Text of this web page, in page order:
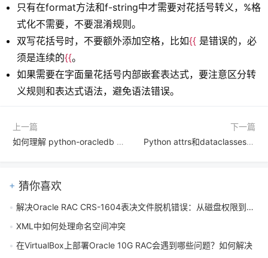
只有在format方法和f-string中才需要对花括号转义，%格
式化不需要，不要混淆规则。
双写花括号时，不要额外添加空格，比如{{ 是错误的，必
须是连续的{{。
如果需要在字面量花括号内部嵌套表达式，要注意区分转
义规则和表达式语法，避免语法错误。
上一篇
如何理解 python-oracledb 中的游标对象与变量绑定
下一篇
Python attrs和dataclasses有什么区别，该选哪个
猜你喜欢
解决Oracle RAC CRS-1604表决文件脱机错误：从磁盘权限到网络配置全面修复指南
XML中如何处理命名空间冲突
在VirtualBox上部署Oracle 10G RAC会遇到哪些问题？如何解决